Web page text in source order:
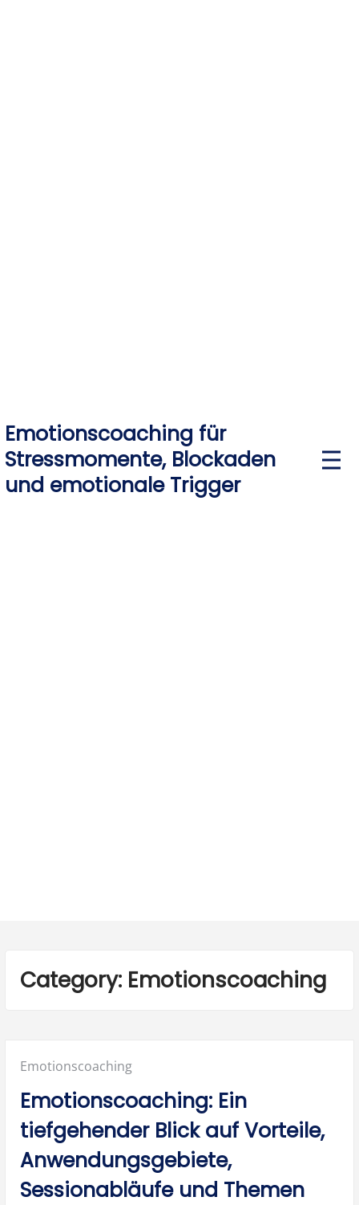
Emotionscoaching für
Stressmomente, Blockaden
und emotionale Trigger
P
r
Category: Emotionscoaching
Posted
in:
Emotionscoaching
Emotionscoaching: Ein
tiefgehender Blick auf Vorteile,
Anwendungsgebiete,
Sessionabläufe und Themen